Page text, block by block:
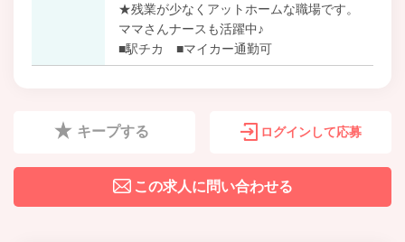
★残業が少なくアットホームな職場です。
ママさんナースも活躍中♪
■駅チカ ■マイカー通勤可
キープする ログインして応募
この求人に問い合わせる